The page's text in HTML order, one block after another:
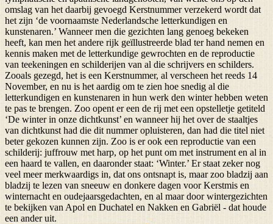
omslag van het daarbij gevoegd Kerstnummer verzekerd wordt dat
het zijn ‘de voornaamste Nederlandsche letterkundigen en
kunstenaren.’ Wanneer men die gezichten lang genoeg bekeken
heeft, kan men het andere rijk geïllustreerde blad ter hand nemen en
kennis maken met de letterkundige gewrochten en de reproductie
van teekeningen en schilderijen van al die schrijvers en schilders.
Zooals gezegd, het is een Kerstnummer, al verscheen het reeds 14
November, en nu is het aardig om te zien hoe snedig al die
letterkundigen en kunstenaren in hun werk den winter hebben weten
te pas te brengen. Zoo opent er een de rij met een opstelletje getiteld
‘De winter in onze dichtkunst’ en wanneer hij het over de staaltjes
van dichtkunst had die dit nummer opluisteren, dan had die titel niet
beter gekozen kunnen zijn. Zoo is er ook een reproductie van een
schilderij: juffrouw met harp, op het punt om met instrument en al in
een haard te vallen, en daaronder staat: ‘Winter.’ Er staat zeker nog
veel meer merkwaardigs in, dat ons ontsnapt is, maar zoo bladzij aan
bladzij te lezen van sneeuw en donkere dagen voor Kerstmis en
winternacht en oudejaarsgedachten, en al maar door wintergezichten
te bekijken van Apol en Duchatel en Nakken en Gabriël - dat houde
een ander uit.